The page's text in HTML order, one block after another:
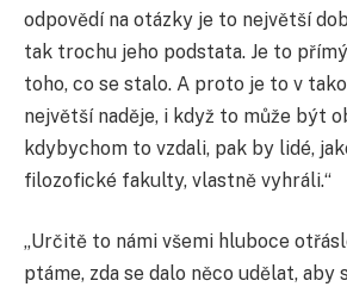
odpovědí na otázky je to největší
tak trochu jeho podstata. Je to
toho, co se stalo. A proto je to v
největší naděje, i když to může být
kdybychom to vzdali, pak by lidé,
filozofické fakulty, vlastně vyhráli.“
„Určitě to námi všemi hluboce
ptáme, zda se dalo něco udělat, aby